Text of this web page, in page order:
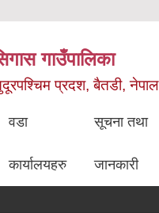
गाउँपालिका
प्रदश, बैतडी, नेपाल
वडा
कार्यालयहरु
सूचना तथा
जानकारी